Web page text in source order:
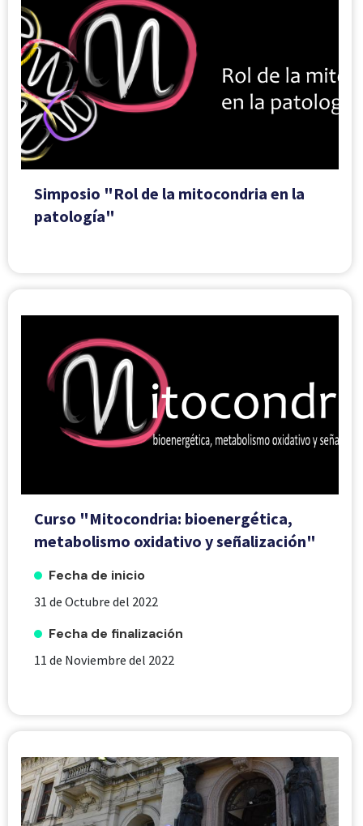
Simposio "Rol de la mitocondria en la
patología"
Curso "Mitocondria: bioenergética,
metabolismo oxidativo y señalización"
Fecha de inicio
31 de Octubre del 2022
Fecha de finalización
11 de Noviembre del 2022